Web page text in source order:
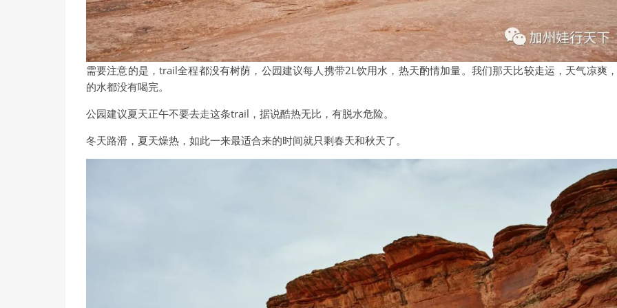
需要注意的是，trail全程都没有树荫，公园建议每人携带2L饮用水，热天酌情加量。我们那天比较走运，天气凉爽
的水都没有喝完。
公园建议夏天正午不要去走这条trail，据说酷热无比，有脱水危险。
冬天路滑，夏天燥热，如此一来最适合来的时间就只剩春天和秋天了。